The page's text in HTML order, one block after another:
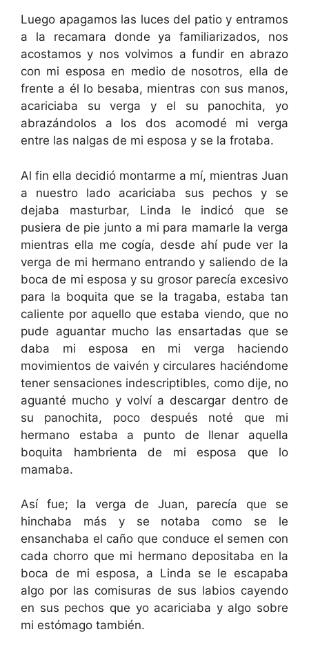
Luego apagamos las luces del patio y entramos
a la recamara donde ya familiarizados, nos
acostamos y nos volvimos a fundir en abrazo
con mi esposa en medio de nosotros, ella de
frente a él lo besaba, mientras con sus manos,
acariciaba su verga y el su panochita, yo
abrazándolos a los dos acomodé mi verga
entre las nalgas de mi esposa y se la frotaba.
Al fin ella decidió montarme a mí, mientras Juan
a nuestro lado acariciaba sus pechos y se
dejaba masturbar, Linda le indicó que se
pusiera de pie junto a mi para mamarle la verga
mientras ella me cogía, desde ahí pude ver la
verga de mi hermano entrando y saliendo de la
boca de mi esposa y su grosor parecía excesivo
para la boquita que se la tragaba, estaba tan
caliente por aquello que estaba viendo, que no
pude aguantar mucho las ensartadas que se
daba mi esposa en mi verga haciendo
movimientos de vaivén y circulares haciéndome
tener sensaciones indescriptibles, como dije, no
aguanté mucho y volví a descargar dentro de
su panochita, poco después noté que mi
hermano estaba a punto de llenar aquella
boquita hambrienta de mi esposa que lo
mamaba.
Así fue; la verga de Juan, parecía que se
hinchaba más y se notaba como se le
ensanchaba el caño que conduce el semen con
cada chorro que mi hermano depositaba en la
boca de mi esposa, a Linda se le escapaba
algo por las comisuras de sus labios cayendo
en sus pechos que yo acariciaba y algo sobre
mi estómago también.